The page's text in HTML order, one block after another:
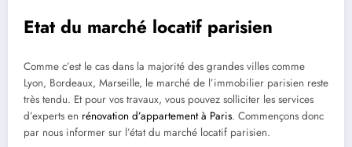
Etat du marché locatif parisien
Comme c’est le cas dans la majorité des grandes villes comme
Lyon, Bordeaux, Marseille, le marché de l’immobilier parisien reste
très tendu. Et pour vos travaux, vous pouvez solliciter les services
d’experts en rénovation d’appartement à Paris. Commençons donc
par nous informer sur l’état du marché locatif parisien.